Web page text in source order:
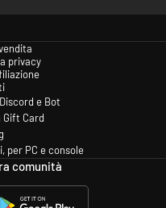
privacy
e Bot
Gift Card
per PC e console
comunità